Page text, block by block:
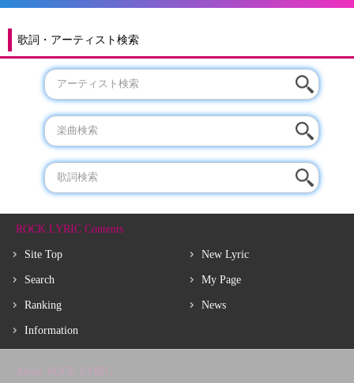
歌詞・アーティスト検索
ROCK LYRIC Contents
Site Top
Search
Ranking
Information
New Lyric
My Page
News
About ROCK LYRIC